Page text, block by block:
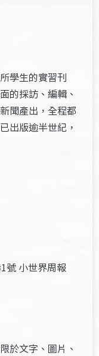
學生的實習刊
的採訪、編輯、
聞產出，全程都
出版逾半世紀，
號 小世界周報
於文字、圖片、